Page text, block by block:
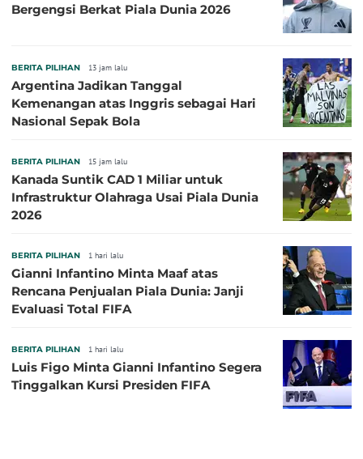
Bergengsi Berkat Piala Dunia 2026
BERITA PILIHAN 13 jam lalu
Argentina Jadikan Tanggal
Kemenangan atas Inggris sebagai Hari
Nasional Sepak Bola
BERITA PILIHAN 15 jam lalu
Kanada Suntik CAD 1 Miliar untuk
Infrastruktur Olahraga Usai Piala Dunia
2026
BERITA PILIHAN 1 hari lalu
Gianni Infantino Minta Maaf atas
Rencana Penjualan Piala Dunia: Janji
Evaluasi Total FIFA
BERITA PILIHAN 1 hari lalu
Luis Figo Minta Gianni Infantino Segera
Tinggalkan Kursi Presiden FIFA